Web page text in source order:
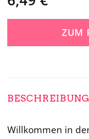
ZUM
BESCHREIBUNG
Willkommen in